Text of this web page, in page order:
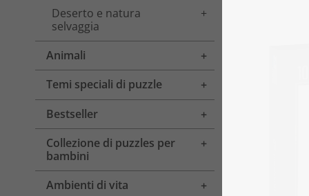
Deserto e natura
selvaggia
Toggle menu
Animali
Toggle menu
Temi speciali di puzzle
Toggle menu
Bestseller
Toggle menu
Collezione di puzzles per
bambini
Toggle menu
Ambienti di vita
Toggle menu